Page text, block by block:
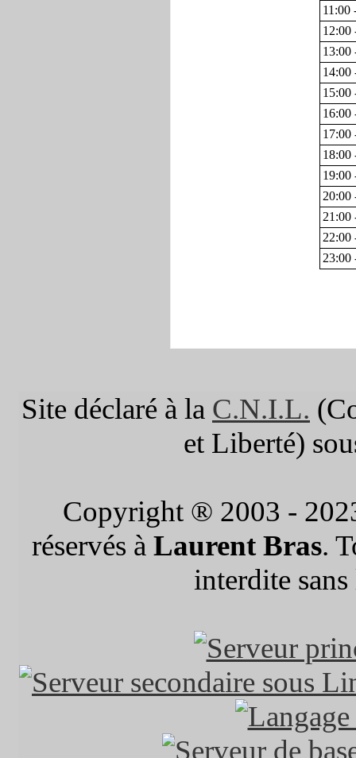
11:00
12:00
13:00
14:00
15:00
16:00
17:00
18:00
19:00
20:00
21:00
22:00
23:00
Site déclaré à la C.N.I.L.
et Liberté)
Copyright ® 2003 -
réservés à Laurent Bras.
interdite